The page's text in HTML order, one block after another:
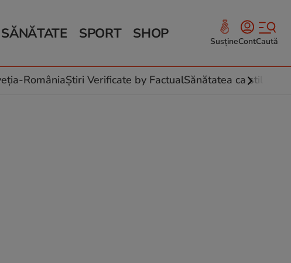
SĂNĂTATE
culinare
SPORT SHOP SusțineContCaută
RomâniaȘtiri Verificate by FactualSănătatea ca stil de